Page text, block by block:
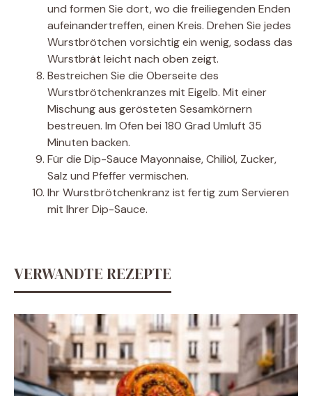
und formen Sie dort, wo die freiliegenden Enden
aufeinandertreffen, einen Kreis. Drehen Sie jedes
Wurstbrötchen vorsichtig ein wenig, sodass das
Wurstbrät leicht nach oben zeigt.
Bestreichen Sie die Oberseite des
Wurstbrötchenkranzes mit Eigelb. Mit einer
Mischung aus gerösteten Sesamkörnern
bestreuen. Im Ofen bei 180 Grad Umluft 35
Minuten backen.
Für die Dip-Sauce Mayonnaise, Chiliöl, Zucker,
Salz und Pfeffer vermischen.
Ihr Wurstbrötchenkranz ist fertig zum Servieren
mit Ihrer Dip-Sauce.
VERWANDTE REZEPTE